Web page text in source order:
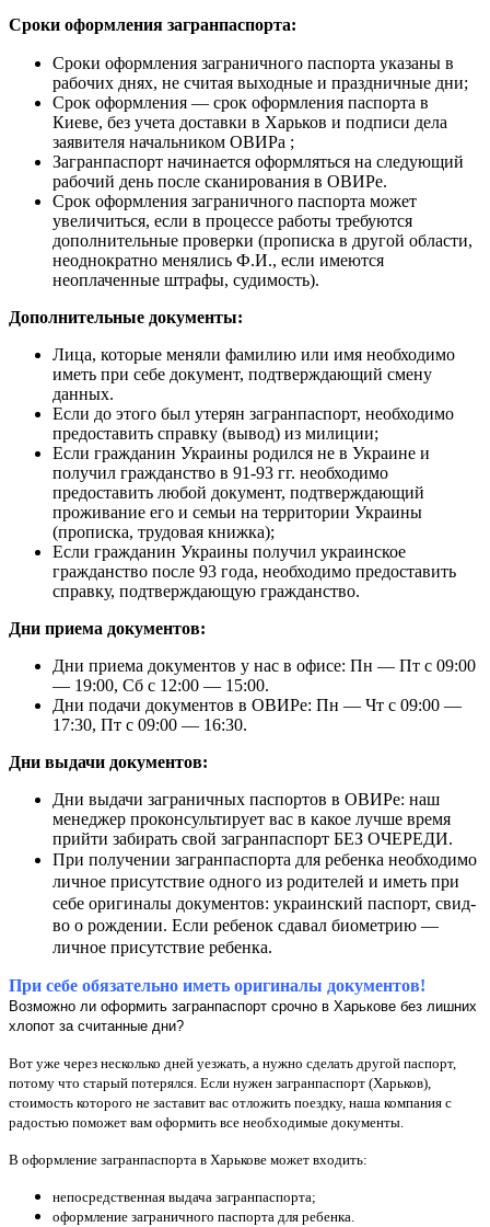
Сроки оформления загранпаспорта:
Сроки оформления заграничного паспорта указаны в
рабочих днях, не считая выходные и праздничные дни;
Срок оформления — срок оформления паспорта в
Киеве, без учета доставки в Харьков и подписи дела
заявителя начальником ОВИРа ;
Загранпаспорт начинается оформляться на следующий
рабочий день после сканирования в ОВИРе.
Срок оформления заграничного паспорта может
увеличиться, если в процессе работы требуются
дополнительные проверки (прописка в другой области,
неоднократно менялись Ф.И., если имеются
неоплаченные штрафы, судимость).
Дополнительные документы:
Лица, которые меняли фамилию или имя необходимо
иметь при себе документ, подтверждающий смену
данных.
Если до этого был утерян загранпаспорт, необходимо
предоставить справку (вывод) из милиции;
Если гражданин Украины родился не в Украине и
получил гражданство в 91-93 гг. необходимо
предоставить любой документ, подтверждающий
проживание его и семьи на территории Украины
(прописка, трудовая книжка);
Если гражданин Украины получил украинское
гражданство после 93 года, необходимо предоставить
справку, подтверждающую гражданство.
Дни приема документов:
Дни приема документов у нас в офисе: Пн — Пт с 09:00
— 19:00, Сб с 12:00 — 15:00.
Дни подачи документов в ОВИРе: Пн — Чт с 09:00 —
17:30, Пт с 09:00 — 16:30.
Дни выдачи документов:
Дни выдачи заграничных паспортов в ОВИРе: наш
менеджер проконсультирует вас в какое лучше время
прийти забирать свой загранпаспорт БЕЗ ОЧЕРЕДИ.
При получении загранпаспорта для ребенка необходимо
личное присутствие одного из родителей и иметь при
себе оригиналы документов: украинский паспорт, свид-
во о рождении. Если ребенок сдавал биометрию —
личное присутствие ребенка.
При себе обязательно иметь оригиналы документов!
Возможно ли оформить загранпаспорт срочно в Харькове без лишних
хлопот за считанные дни?
Вот уже через несколько дней уезжать, а нужно сделать другой паспорт,
потому что старый потерялся. Если нужен загранпаспорт (Харьков),
стоимость которого не заставит вас отложить поездку, наша компания с
радостью поможет вам оформить все необходимые документы.
В оформление загранпаспорта в Харькове может входить:
непосредственная выдача загранпаспорта;
оформление заграничного паспорта для ребенка.